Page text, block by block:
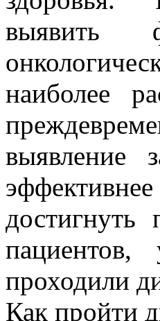
выявить
наиболее
выявление
достигнуть
проходили
Как пройти